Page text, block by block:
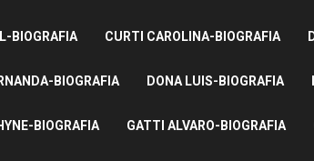
BIOGRAFIA CURTI CAROLINA-BIOGRAFIA
BIOGRAFIA DONA LUIS-BIOGRAFIA
BIOGRAFIA GATTI ALVARO-BIOGRAFIA